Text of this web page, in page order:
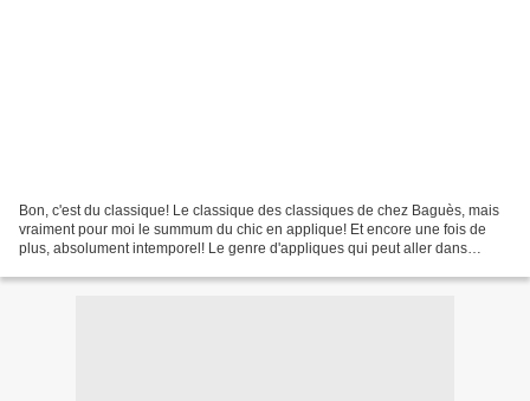
Bon, c'est du classique! Le classique des classiques de chez Baguès, mais
vraiment pour moi le summum du chic en applique! Et encore une fois de
plus, absolument intemporel! Le genre d'appliques qui peut aller dans